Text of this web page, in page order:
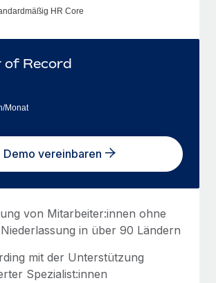
HR Core
of Record
Monat
Demo vereinbaren
von Mitarbeiter:innen ohne
in über 90 Ländern
mit der Unterstützung
Spezialist:innen